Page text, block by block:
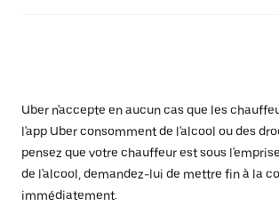
Uber n'accepte en aucun cas que les
l'app Uber consomment de l'alcool ou des
pensez que votre chauffeur est sous
de l'alcool, demandez-lui de mettre fin à la
immédiatement.